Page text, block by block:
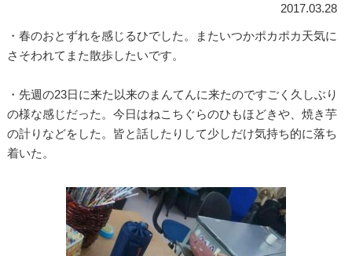
2017.03.28
・春のおとずれを感じるひでした。またいつかポカポカ天気に
さそわれてまた散歩したいです。
・先週の23日に来た以来のまんてんに来たのですごく久しぶり
の様な感じだった。今日はねこちぐらのひもほどきや、焼き芋
の計りなどをした。皆と話したりして少しだけ気持ち的に落ち
着いた。